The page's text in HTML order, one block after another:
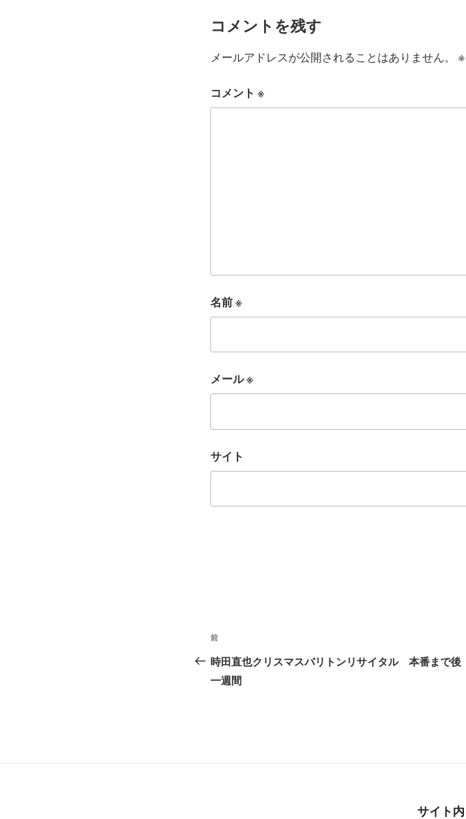
コメントを残す
メールアドレスが公開されることはありません。 ※
コメント ※
名前※
メール※
サイト
投
稿
ナ
前
の
投
前
時田直也クリスマスバリトンリサイタル 本番まで後
一週間
サイト